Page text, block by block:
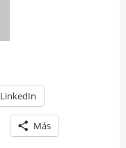
LinkedIn
Más